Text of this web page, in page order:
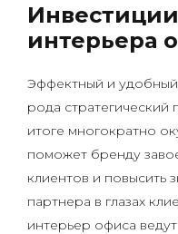
интерьера
Эффектный и удобный
рода
итоге многократно
поможет бренду
клиентов и повысить
партнера в глазах
интерьер офиса